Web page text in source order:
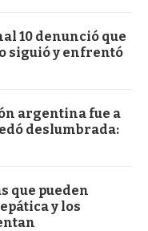
10 denunció que
siguió y enfrentó
argentina fue a
deslumbrada:
que pueden
y los